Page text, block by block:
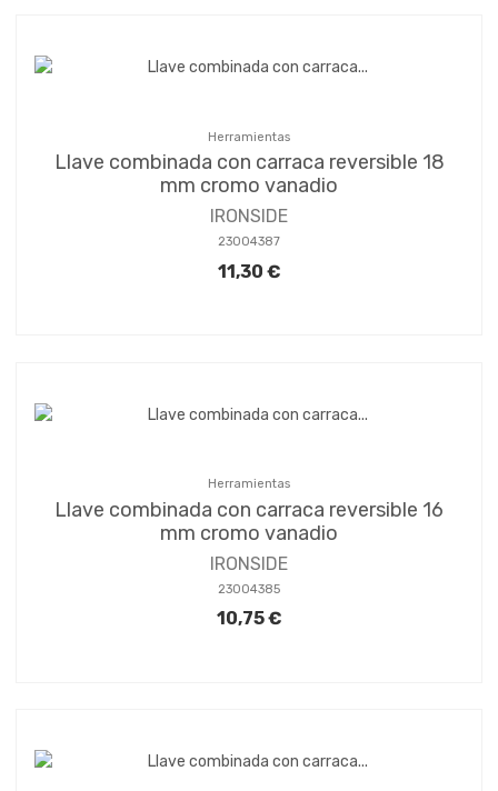
Herramientas
Llave combinada con carraca reversible 18
mm cromo vanadio
IRONSIDE
23004387
11,30 €
Herramientas
Llave combinada con carraca reversible 16
mm cromo vanadio
IRONSIDE
23004385
10,75 €